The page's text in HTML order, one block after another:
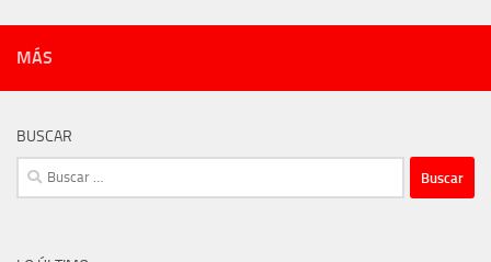
MÁS
BUSCAR
Buscar: